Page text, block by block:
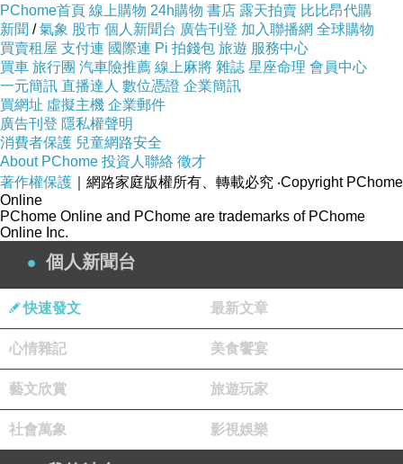
父母雙亡小喵喵黏著新媽媽不放
浪浪陪跑超馬選手想帶牠回英國
13歲收容所貓咪肉球貼玻璃求包養
鸚鵡走進貓圓陣「喵～」下馬威
幼貓疑似被輾仔細看才發現搞烏龍
以為被拋棄...1年後牠見到主人「瘋..
木堆中其實睡了一隻「小橘貓」
猴硐狗鍊草叢疑熱死遊客急求救
PChome首頁 線上購物 24h購物 書店 露天拍賣 比比昂代購
新聞 /氣象 股市 個人新聞台 廣告刊登 加入聯播網 全球購物
買賣租屋 支付連 國際連 Pi 拍錢包 旅遊 服務中心
買車 旅行團 汽車險推薦 線上麻將 雜誌 星座命理 會員中心
一元簡訊 直播達人 數位憑證 企業簡訊
買網址 虛擬主機 企業郵件
廣告刊登 隱私權聲明
消費者保護 兒童網路安全
About PChome 投資人聯絡 徵才
著作權保護 ｜網路家庭版權所有、轉載必究 ‧Copyright PChome
Online
PChome Online and PChome are trademarks of PChome
Online Inc.
個人新聞台
快速發文 最新文章
心情雜記 美食饗宴
藝文欣賞 旅遊玩家
社會萬象 影視娛樂